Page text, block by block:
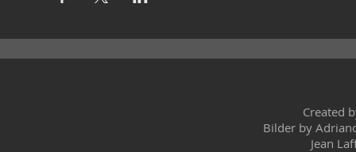
Created
Bilder by
Jean